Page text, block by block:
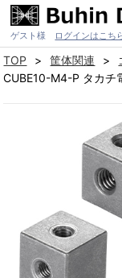
ゲスト様 ログインはこち
TOP 筐体関連
CUBE10-M4-P タカチ